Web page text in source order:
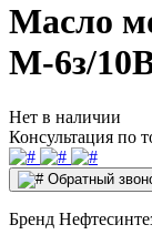
Масло
М-6з/
Нет в наличии
Консультация по
Обратный
Бренд